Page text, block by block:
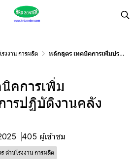
งงาน การผลิต หลักสูตร เทคนิคการเพิ่มประสิทธิภาพการปฏิบัติงานคลังสินค้า
คการเพิ่ม
รปฏิบัติงานคลัง
405 ผู้เข้าชม
ด้านโรงงาน การผลิต